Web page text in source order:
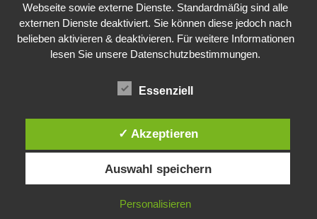
Webseite sowie externe Dienste. Standardmäßig sind alle
externen Dienste deaktiviert. Sie können diese jedoch nach
belieben aktivieren & deaktivieren. Für weitere Informationen
lesen Sie unsere Datenschutzbestimmungen.
Essenziell
✓ Akzeptieren
Auswahl speichern
Personalisieren